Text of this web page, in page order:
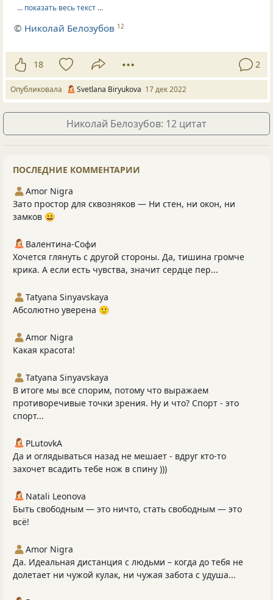
… показать весь текст …
© Николай Белозубов 12
18 2
Опубликовала Svetlana Biryukova 17 дек 2022
Николай Белозубов: 12 цитат
ПОСЛЕДНИЕ КОММЕНТАРИИ
Amor Nigra
Зато простор для сквозняков — Ни стен, ни окон, ни
замков 😀
Валентина-Софи
Хочется глянуть с другой стороны. Да, тишина громче
крика. А если есть чувства, значит сердце пер...
Tatyana Sinyavskaya
Абсолютно уверена 🙂
Amor Nigra
Какая красота!
Tatyana Sinyavskaya
В итоге мы все спорим, потому что выражаем
противоречивые точки зрения. Ну и что? Спорт - это
спорт...
PLutоvkА
Да и оглядываться назад не мешает - вдруг кто-то
захочет всадить тебе нож в спину )))
Natali Leonova
Быть свободным — это ничто, стать свободным — это
всё!
Amor Nigra
Да. Идеальная дистанция с людьми – когда до тебя не
долетает ни чужой кулак, ни чужая забота с удуша...